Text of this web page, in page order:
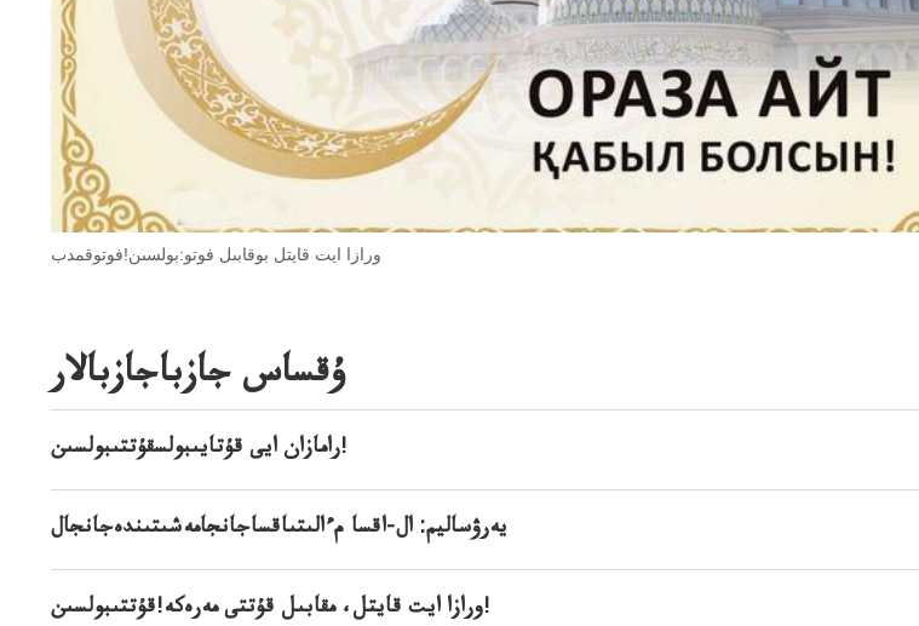
ورازا ايت قايتل بوقابىل فوتو:بولسىن!فوتوقمدب
ۇقساس جازباجازبالار
رامازان ايى قۇتايىبولسقۇتتىبولسىن!
يەرۋساليم: ال-اقسا مءالىتىاقساجانجامەشىتىندەجانجال
ورازا ايت قايتل، مقابىل قۇتتى مەرەكە!قۇتتىبولسىن!